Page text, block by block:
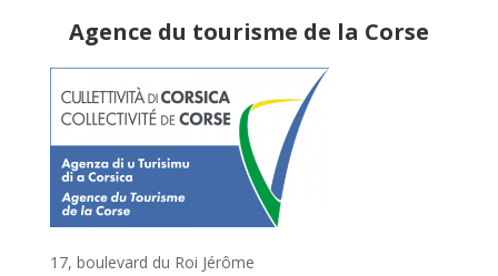
Agence du tourisme de la Corse
17, boulevard du Roi Jérôme